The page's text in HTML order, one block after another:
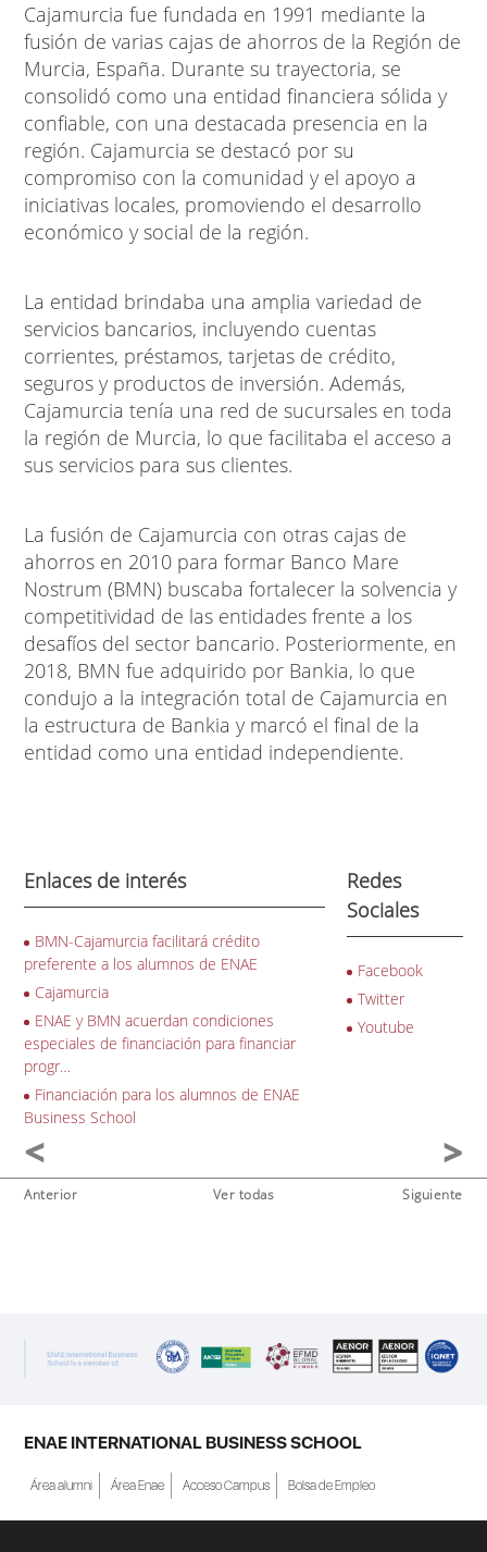
Cajamurcia fue fundada en 1991 mediante la
fusión de varias cajas de ahorros de la Región de
Murcia, España. Durante su trayectoria, se
consolidó como una entidad financiera sólida y
confiable, con una destacada presencia en la
región. Cajamurcia se destacó por su
compromiso con la comunidad y el apoyo a
iniciativas locales, promoviendo el desarrollo
económico y social de la región.
La entidad brindaba una amplia variedad de
servicios bancarios, incluyendo cuentas
corrientes, préstamos, tarjetas de crédito,
seguros y productos de inversión. Además,
Cajamurcia tenía una red de sucursales en toda
la región de Murcia, lo que facilitaba el acceso a
sus servicios para sus clientes.
La fusión de Cajamurcia con otras cajas de
ahorros en 2010 para formar Banco Mare
Nostrum (BMN) buscaba fortalecer la solvencia y
competitividad de las entidades frente a los
desafíos del sector bancario. Posteriormente, en
2018, BMN fue adquirido por Bankia, lo que
condujo a la integración total de Cajamurcia en
la estructura de Bankia y marcó el final de la
entidad como una entidad independiente.
Enlaces de interés
BMN-Cajamurcia facilitará crédito
preferente a los alumnos de ENAE
Cajamurcia
ENAE y BMN acuerdan condiciones
especiales de financiación para financiar
progr…
Financiación para los alumnos de ENAE
Business School
Redes
Sociales
Facebook
Twitter
Youtube
Anterior Ver todas Siguiente
ENAE INTERNATIONAL BUSINESS SCHOOL
Área alumni Área Enae Acceso Campus Bolsa de Empleo